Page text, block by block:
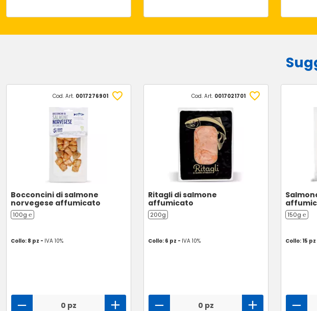
Cod. Art. 0017276901
Bocconcini di salmone
norvegese affumicato
100g ℮
Collo: 8 pz - IVA 10%
0 pz
Cod. Art. 0017021701
Ritagli di salmone
affumicato
200g
Collo: 6 pz - IVA 10%
0 pz
150g ℮
Collo: 15